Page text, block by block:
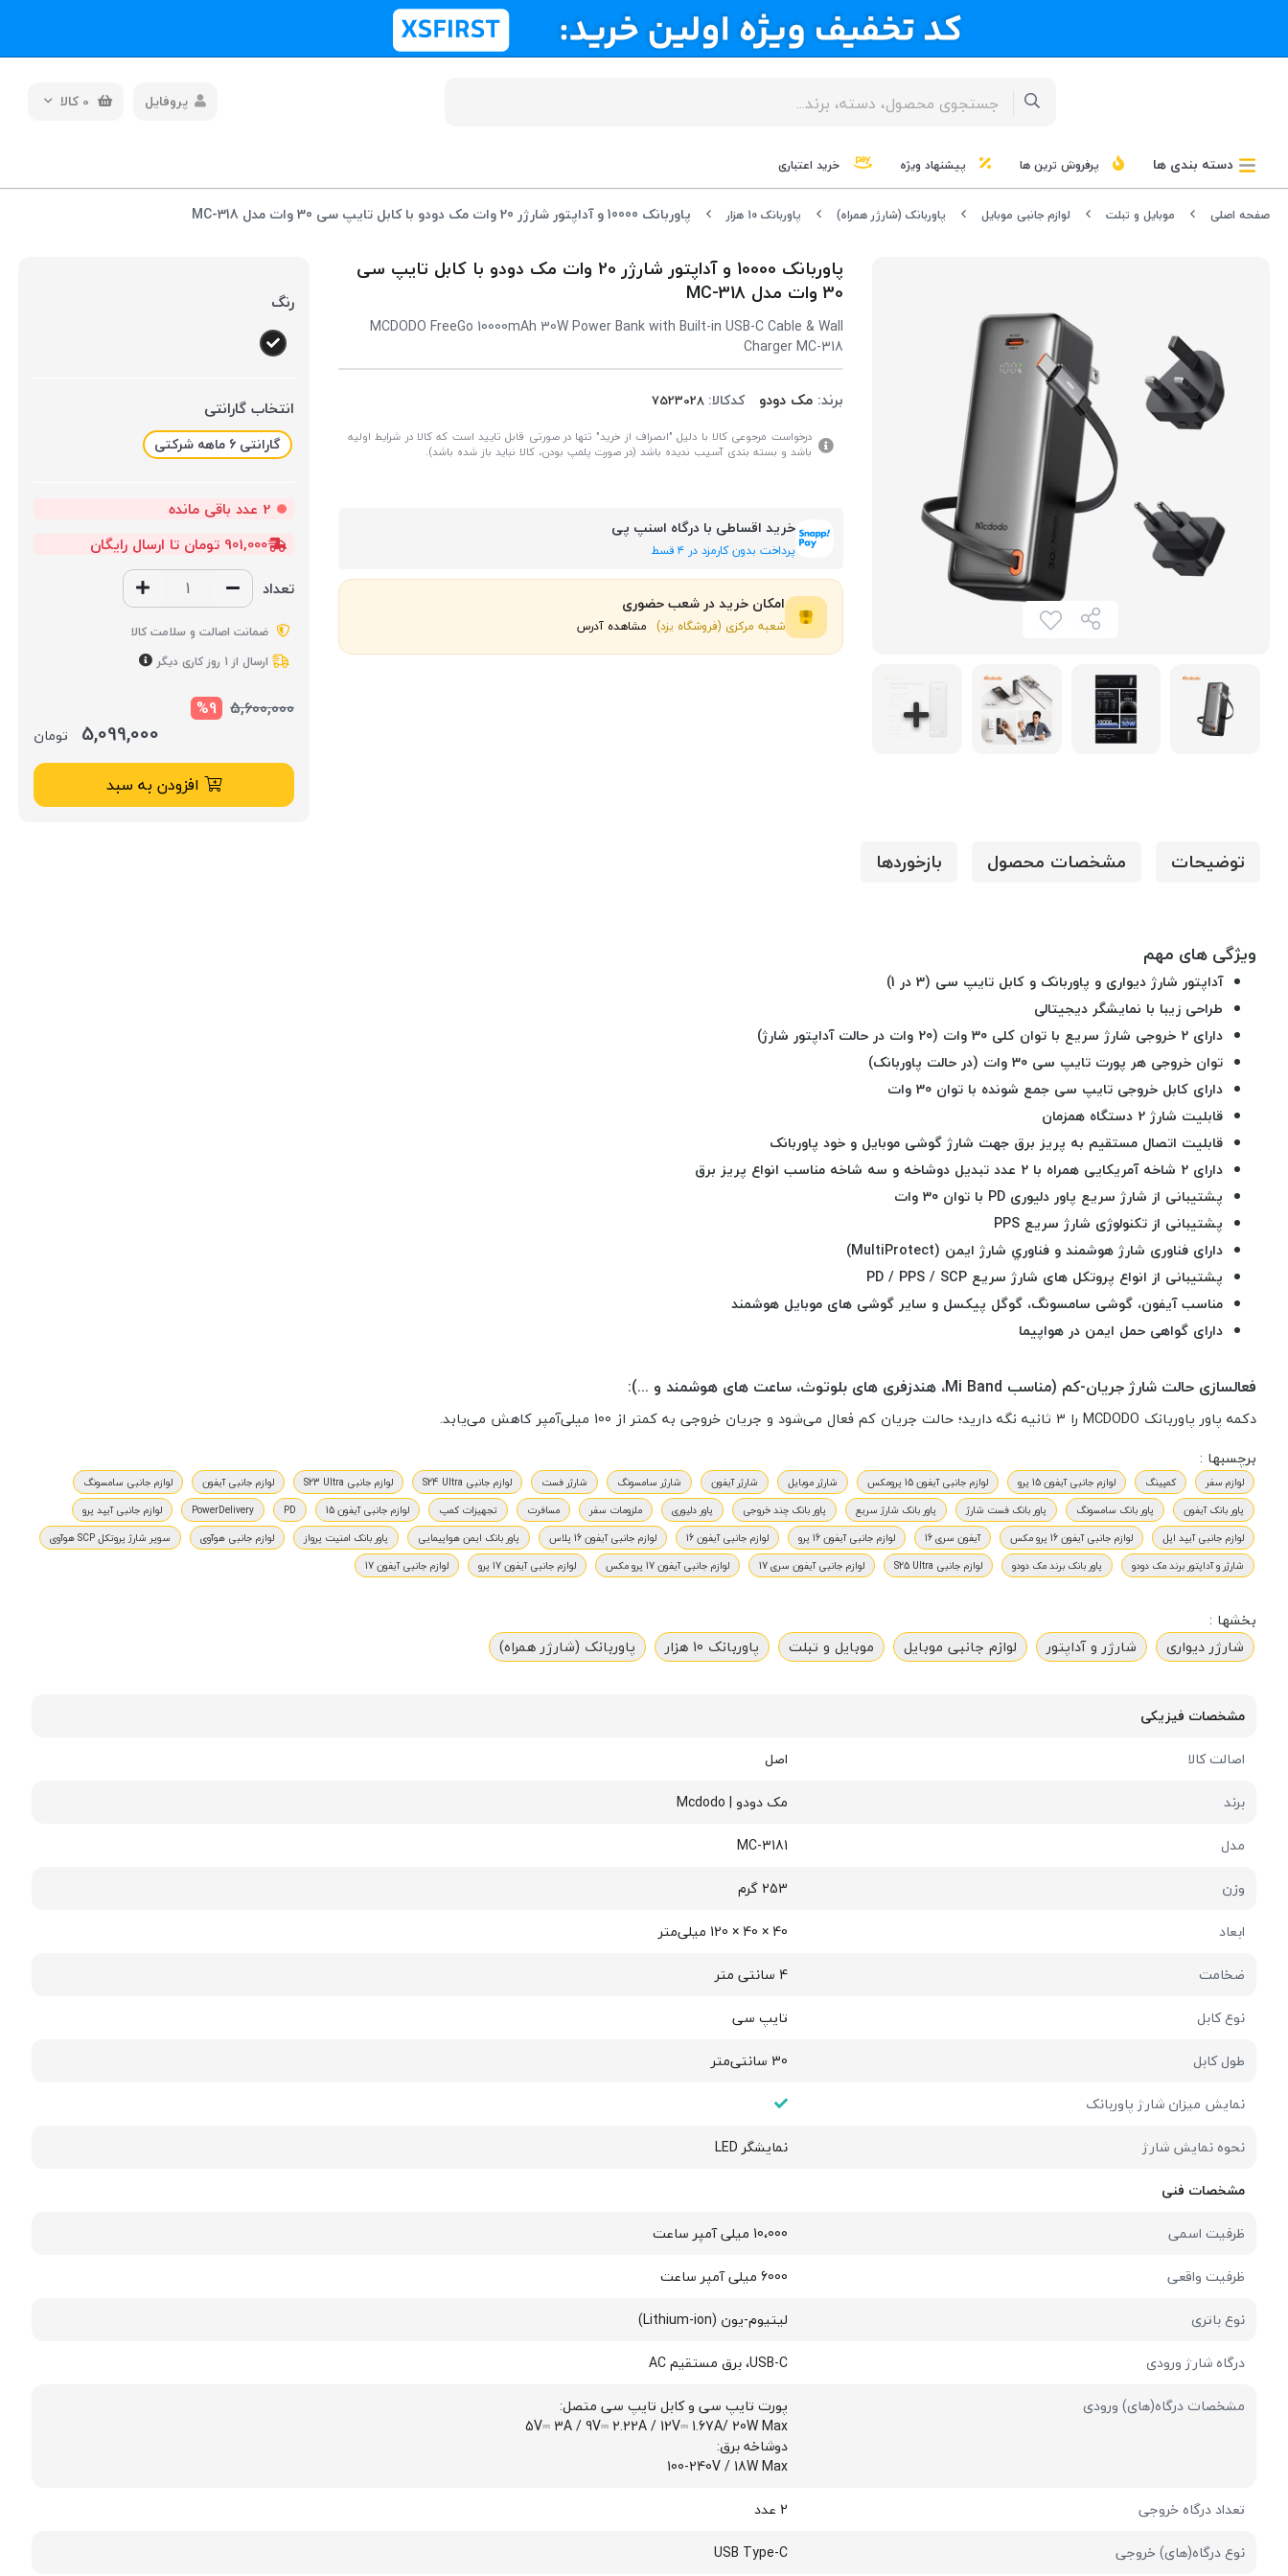
0 کالا پروفایل
دسته بندی ها پرفروش ترین ها پیشنهاد ویژه خرید اعتباری
صفحه اصلی موبایل و تبلت لوازم جانبی موبایل پاوربانک (شارژر همراه) پاوربانک 10 هزار پاوربانک 10000 و آداپتور شارژر 20 وات مک دودو با کابل تایپ سی 30 وات مدل MC-318
پاوربانک 10000 و آداپتور شارژر 20 وات مک دودو با کابل تایپ سی
30 وات مدل MC-318
MCDODO FreeGo 10000mAh 30W Power Bank with Built-in USB-C Cable & Wall
Charger MC-318
برند:مک دودو کدکالا:
درخواست مرجوعی کالا با دلیل "انصراف از خرید" تنها در صورتی قابل تایید است که کالا در شرایط اولیه
باشد و بسته بندی آسیب ندیده باشد (در صورت پلمپ بودن، کالا نباید باز شده باشد).
خرید اقساطی با درگاه اسنپ پی
پرداخت بدون کارمزد در ۴ قسط
امکان خرید در شعب حضوری
شعبه مرکزی (فروشگاه یزد) مشاهده آدرس
رنگ
انتخاب گارانتی
گارانتی 6 ماهه شرکتی
2 عدد باقی مانده
901,000 تومان تا ارسال رایگان
تعداد
ضمانت اصالت و سلامت کالا
ارسال از 1 روز کاری دیگر
5,600,000
%9
5,099,000 تومان
افزودن به سبد
توضیحات مشخصات محصول بازخوردها
ویژگی های مهم
آداپتور شارژ دیواری و پاوربانک و کابل تایپ سی (3 در 1)
طراحی زیبا با نمایشگر دیجیتالی
دارای 2 خروجی شارژ سریع با توان کلی 30 وات (20 وات در حالت آداپتور شارژ)
توان خروجی هر پورت تایپ سی 30 وات (در حالت پاوربانک)
دارای کابل خروجی تایپ سی جمع شونده با توان 30 وات
قابلیت شارژ 2 دستگاه همزمان
قابلیت اتصال مستقیم به پریز برق جهت شارژ گوشی موبایل و خود پاوربانک
دارای 2 شاخه آمریکایی همراه با 2 عدد تبدیل دوشاخه و سه شاخه مناسب انواع پریز برق
پشتیبانی از شارژ سریع پاور دلیوری PD با توان 30 وات
پشتیبانی از تکنولوژی شارژ سریع PPS
دارای فناوری شارژ هوشمند و فناوري شارژ ایمن (MultiProtect)
پشتیبانی از انواع پروتکل های شارژ سریع PD / PPS / SCP
مناسب آیفون، گوشی سامسونگ، گوگل پیکسل و سایر گوشی های موبایل هوشمند
دارای گواهی حمل ایمن در هواپیما
فعالسازی حالت شارژ جریان-کم (مناسب Mi Band، هندزفری های بلوتوث، ساعت های هوشمند و ...):
دکمه پاور پاوربانک MCDODO را 3 ثانیه نگه دارید؛ حالت جریان کم فعال می‌شود و جریان خروجی به کمتر از 100 میلی‌آمپر کاهش می‌یابد.
برچسبها :
لوازم سفر کمپینگ لوازم جانبی آیفون 15 پرو لوازم جانبی آیفون 15 پرومکس شارژر موبایل شارژر آیفون شارژر سامسونگ شارژر فست لوازم جانبی S24 Ultra لوازم جانبی S23 Ultra لوازم جانبی آیفون
لوازم جانبی سامسونگ
پاور بانک آیفون
پاور بانک سامسونگ پاور بانک فست شارژ پاور بانک شارژ سریع پاور بانک چند خروجی پاور دلیوری ملزومات سفر مسافرت تجهیزات کمپ لوازم جانبی آیفون 15 PD
PowerDelivery
لوازم جانبی آیپد پرو
لوازم جانبی آیپد اپل
لوازم جانبی آیفون 16 پرو مکس آیفون سری 16 لوازم جانبی آیفون 16 پرو لوازم جانبی آیفون 16 لوازم جانبی آیفون 16 پلاس پاور بانک ایمن هواپیمایی پاور بانک امنیت پرواز لوازم جانبی هوآوی
سوپر شارژ پروتکل SCP هوآوی
شارژر و آداپتور برند مک دودو
پاور بانک برند مک دودو لوازم جانبی S25 Ultra لوازم جانبی آیفون سری 17 لوازم جانبی آیفون 17 پرو مکس لوازم جانبی آیفون 17 پرو لوازم جانبی آیفون 17
بخشها :
شارژر دیواری
شارژر و آداپتور لوازم جانبی موبایل موبایل و تبلت پاوربانک 10 هزار پاوربانک (شارژر همراه)
مشخصات فیزیکی
اصالت کالا
اصل
برند
مک دودو | Mcdodo
مدل
MC-3181
وزن
253 گرم
ابعاد
40 × 40 × 120 میلی‌متر
ضخامت
4 سانتی متر
نوع کابل
تایپ سی
طول کابل
30 سانتی‌متر
نمایش میزان شارژ پاوربانک
نحوه نمایش شارژ
نمایشگر LED
مشخصات فنی
ظرفیت اسمی
10،000 میلی آمپر ساعت
ظرفیت واقعی
6000 میلی آمپر ساعت
نوع باتری
لیتیوم-یون (Lithium-ion)
درگاه شارژ ورودی
USB-C، برق مستقیم AC
مشخصات درگاه(های) ورودی
پورت تایپ سی و کابل تایپ سی متصل:
5V⎓ 3A / 9V⎓ 2.22A / 12V⎓ 1.67A/ 20W Max
دوشاخه برق:
100-240V / 18W Max
تعداد درگاه خروجی
2 عدد
نوع درگاه(های) خروجی
USB Type-C